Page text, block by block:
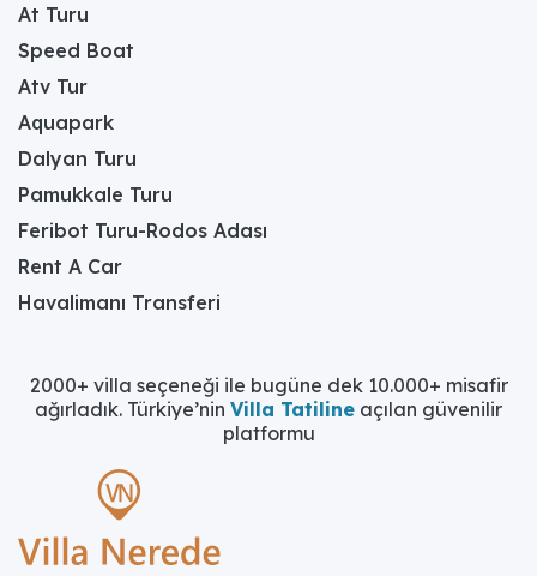
At Turu
Speed Boat
Atv Tur
Aquapark
Dalyan Turu
Pamukkale Turu
Feribot Turu-Rodos Adası
Rent A Car
Havalimanı Transferi
2000+ villa seçeneği ile bugüne dek 10.000+ misafir
ağırladık. Türkiye’nin Villa Tatiline açılan güvenilir
platformu